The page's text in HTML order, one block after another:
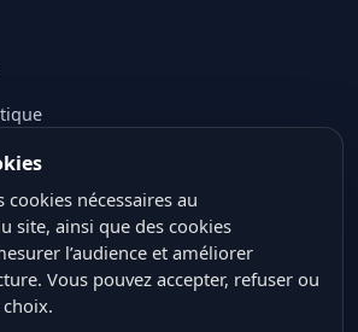
d’utilisation
nécessaires au
site, ainsi que des cookies
l’audience et améliorer
Vous pouvez accepter, refuser ou